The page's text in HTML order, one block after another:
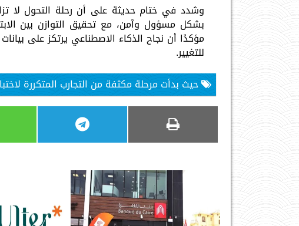
وشدد في ختام حديثة على أن رحلة التحول لا
بشكل مسؤول وآمن، مع تحقيق التوازن بين
مؤكدًا أن نجاح الذكاء الاصطناعي يرتكز على
للتغيير.
حيث بدأت مرحلة مكثفة من التجارب المتكررة